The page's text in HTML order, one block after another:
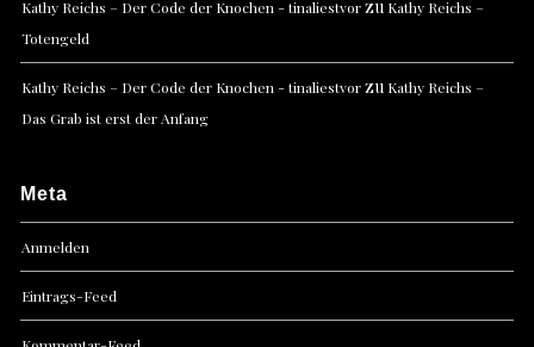
Kathy Reichs – Der Code der Knochen - tinaliestvorzu Kathy Reichs –
Totengeld
Kathy Reichs – Der Code der Knochen - tinaliestvorzu Kathy Reichs –
Das Grab ist erst der Anfang
Meta
Anmelden
Eintrags-Feed